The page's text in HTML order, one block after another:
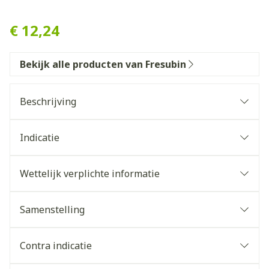
€ 12,24
Bekijk alle producten van Fresubin
Beschrijving
Indicatie
Wettelijk verplichte informatie
Samenstelling
Contra indicatie